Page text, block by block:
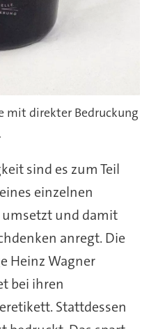
mit direkter Bedruckung
sind es zum Teil
einzelnen
umsetzt und damit
anregt. Die
Heinz Wagner
bei ihren
Stattdessen